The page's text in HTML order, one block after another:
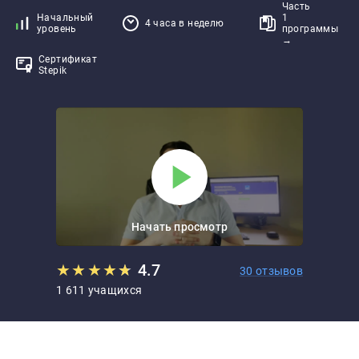
Начальный
уровень
4 часа в неделю
Часть
1
программы
→
Сертификат
Stepik
Начать просмотр
★★★★★
★ 4.7
30 отзывов
1 611 учащихся